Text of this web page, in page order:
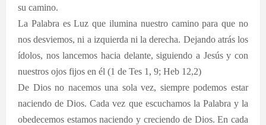
su camino.
La Palabra es Luz que ilumina nuestro camino para que no
nos desviemos, ni a izquierda ni la derecha. Dejando atrás los
ídolos, nos lancemos hacia delante, siguiendo a Jesús y con
nuestros ojos fijos en él (1 de Tes 1, 9; Heb 12,2)
De Dios no nacemos una sola vez, siempre podemos estar
naciendo de Dios. Cada vez que escuchamos la Palabra y la
obedecemos estamos naciendo y creciendo de Dios. En cada